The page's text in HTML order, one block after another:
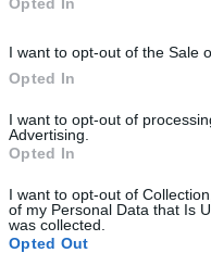
I want to opt-out of the Sale
Opted In
I want to opt-out of
Advertising.
Opted In
I want to opt-out of
of my Personal Data that Is
was collected.
Opted Out